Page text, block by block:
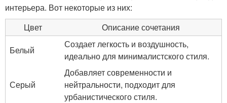
интерьера. Вот некоторые из них:
Цвет
Описание сочетания
Белый
Создает легкость и воздушность,
идеально для минималистского стиля.
Серый
Добавляет современности и
нейтральности, подходит для
урбанистического стиля.